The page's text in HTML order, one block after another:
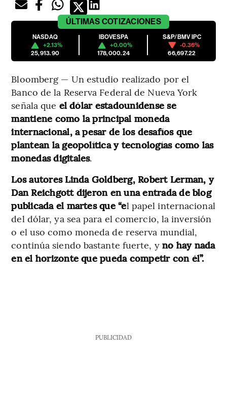
ÚLTIMAS COTIZACIONES
NASDAQ
+2.13%
25,913.90
IBOVESPA
+0.00%
178,000.24
S&P/BMV IPC
-0.36%
66,697.22
Bloomberg — Un estudio realizado por el
Banco de la Reserva Federal de Nueva York
señala que el dólar estadounidense se
mantiene como la principal moneda
internacional, a pesar de los desafíos que
plantean la geopolítica y tecnologías como las
monedas digitales.
Los autores Linda Goldberg, Robert Lerman, y
Dan Reichgott dijeron en una entrada de blog
publicada el martes que “el papel internacional
del dólar, ya sea para el comercio, la inversión
o el uso como moneda de reserva mundial,
continúa siendo bastante fuerte, y no hay nada
en el horizonte que pueda competir con él”.
PUBLICIDAD